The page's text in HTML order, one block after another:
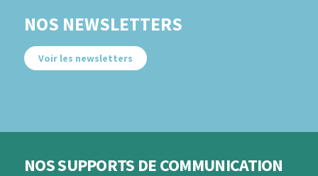
NOS NEWSLETTERS
Voir les newsletters
NOS SUPPORTS DE COMMUNICATION